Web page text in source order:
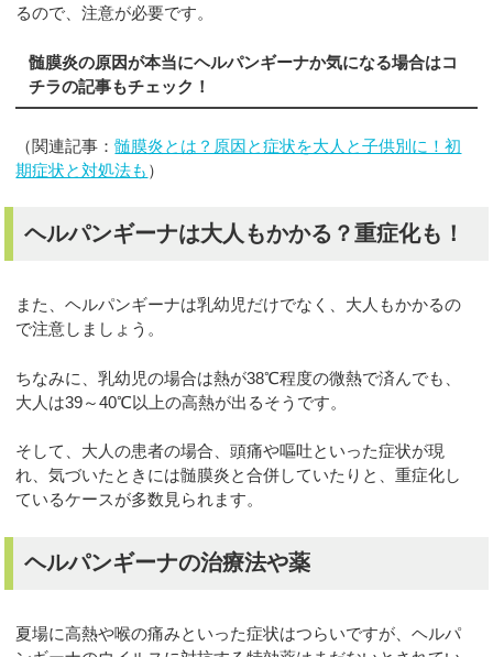
るので、注意が必要です。
髄膜炎の原因が本当にヘルパンギーナか気になる場合はコ
チラの記事もチェック！
（関連記事：髄膜炎とは？原因と症状を大人と子供別に！初
期症状と対処法も ）
ヘルパンギーナは大人もかかる？重症化も！
また、ヘルパンギーナは乳幼児だけでなく、大人もかかるの
で注意しましょう。
ちなみに、乳幼児の場合は熱が38℃程度の微熱で済んでも、
大人は39～40℃以上の高熱が出るそうです。
そして、大人の患者の場合、頭痛や嘔吐といった症状が現
れ、気づいたときには髄膜炎と合併していたりと、重症化し
ているケースが多数見られます。
ヘルパンギーナの治療法や薬
夏場に高熱や喉の痛みといった症状はつらいですが、ヘルパ